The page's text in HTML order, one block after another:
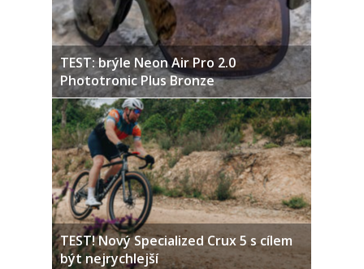
TEST: brýle Neon Air Pro 2.0
Phototronic Plus Bronze
TEST! Nový Specialized Crux 5 s cílem
být nejrychlejší